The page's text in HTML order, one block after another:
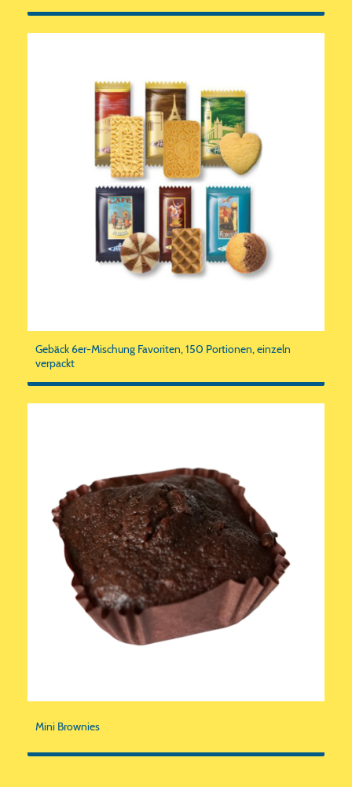
Gebäck 6er-Mischung Favoriten, 150 Portionen, einzeln
verpackt
Mini Brownies